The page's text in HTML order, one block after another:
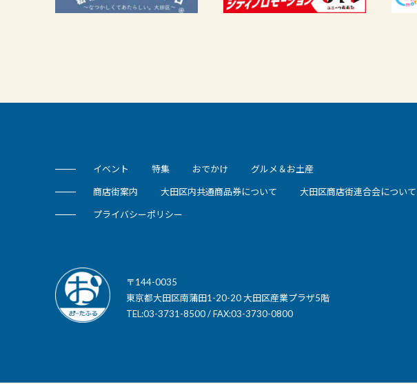
イベント 特集 おでかけ グルメ＆お土産
商店街案内 大田区内共通商品券について 大田区商店街連合会について
プライバシーポリシー
〒144-0035
東京都大田区南蒲田1-20-20 大田区産業プラザ5階
TEL:03-3731-8500 / FAX:03-3730-0800